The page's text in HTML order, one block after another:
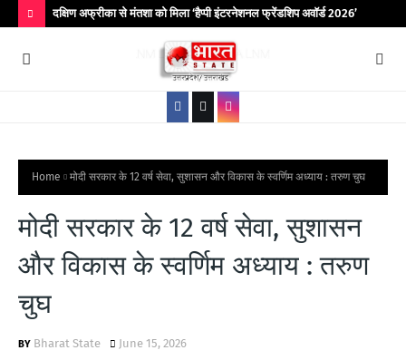
O
S
दक्षिण अफ्रीका से मंतशा को मिला ‘हैप्पी इंटरनेशनल फ्रेंडशिप अवॉर्ड 2026’
Home मोदी सरकार के 12 वर्ष सेवा, सुशासन और विकास के स्वर्णिम अध्याय : तरुण चुघ
मोदी सरकार के 12 वर्ष सेवा, सुशासन
और विकास के स्वर्णिम अध्याय : तरुण
चुघ
Bharat State June 15, 2026